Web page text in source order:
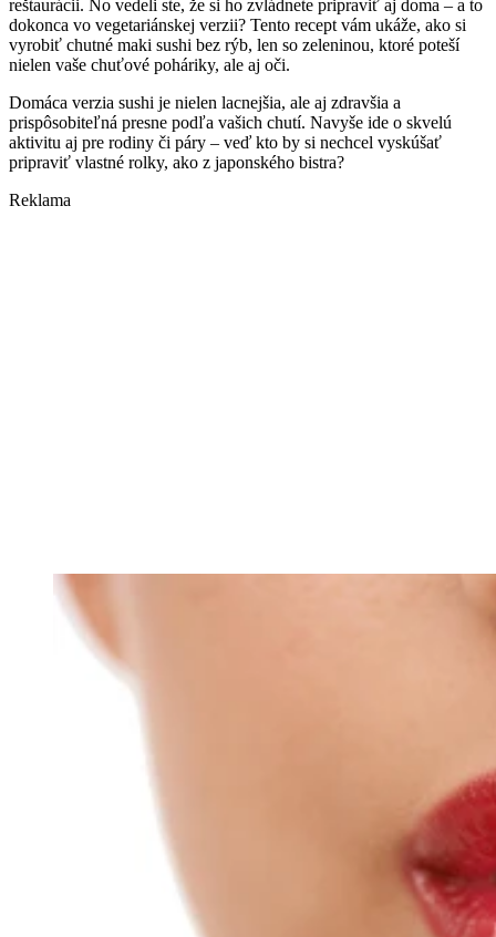
reštaurácii. No vedeli ste, že si ho zvládnete pripraviť aj doma – a to
dokonca vo vegetariánskej verzii? Tento recept vám ukáže, ako si
vyrobiť chutné maki sushi bez rýb, len so zeleninou, ktoré poteší
nielen vaše chuťové poháriky, ale aj oči.
Domáca verzia sushi je nielen lacnejšia, ale aj zdravšia a
prispôsobiteľná presne podľa vašich chutí. Navyše ide o skvelú
aktivitu aj pre rodiny či páry – veď kto by si nechcel vyskúšať
pripraviť vlastné rolky, ako z japonského bistra?
Reklama